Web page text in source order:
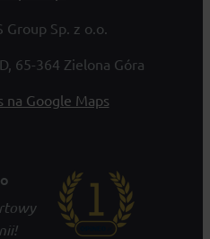
Group Sp. z o.o.
65-364 Zielona Góra
na Google Maps